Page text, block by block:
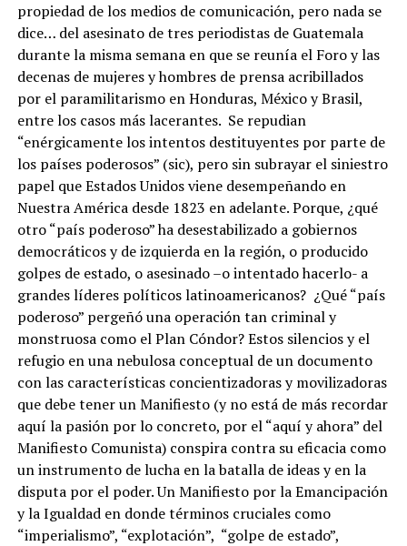
propiedad de los medios de comunicación, pero nada se
dice… del asesinato de tres periodistas de Guatemala
durante la misma semana en que se reunía el Foro y las
decenas de mujeres y hombres de prensa acribillados
por el paramilitarismo en Honduras, México y Brasil,
entre los casos más lacerantes. Se repudian
“enérgicamente los intentos destituyentes por parte de
los países poderosos” (sic), pero sin subrayar el siniestro
papel que Estados Unidos viene desempeñando en
Nuestra América desde 1823 en adelante. Porque, ¿qué
otro “país poderoso” ha desestabilizado a gobiernos
democráticos y de izquierda en la región, o producido
golpes de estado, o asesinado –o intentado hacerlo- a
grandes líderes políticos latinoamericanos? ¿Qué “país
poderoso” pergeñó una operación tan criminal y
monstruosa como el Plan Cóndor? Estos silencios y el
refugio en una nebulosa conceptual de un documento
con las características concientizadoras y movilizadoras
que debe tener un Manifiesto (y no está de más recordar
aquí la pasión por lo concreto, por el “aquí y ahora” del
Manifiesto Comunista) conspira contra su eficacia como
un instrumento de lucha en la batalla de ideas y en la
disputa por el poder. Un Manifiesto por la Emancipación
y la Igualdad en donde términos cruciales como
“imperialismo”, “explotación”, “golpe de estado”,